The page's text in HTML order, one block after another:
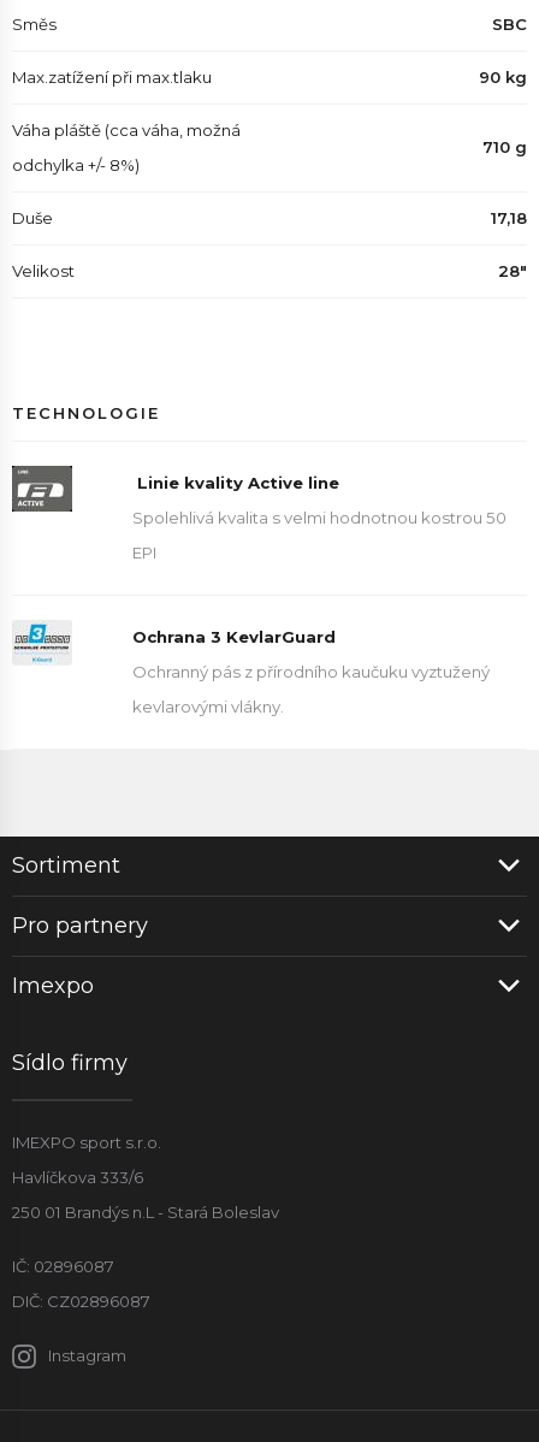
Směs SBC
Max.zatížení při max.tlaku 90 kg
Váha pláště (cca váha, možná
odchylka +/- 8%)
710 g
Duše 17,18
Velikost 28"
TECHNOLOGIE
Linie kvality Active line
Spolehlivá kvalita s velmi hodnotnou kostrou 50
EPI
Ochrana 3 KevlarGuard
Ochranný pás z přírodního kaučuku vyztužený
kevlarovými vlákny.
Sortiment
Pro partnery
Imexpo
Sídlo firmy
IMEXPO sport s.r.o.
Havlíčkova 333/6
250 01 Brandýs n.L - Stará Boleslav
IČ: 02896087
DIČ: CZ02896087
Instagram